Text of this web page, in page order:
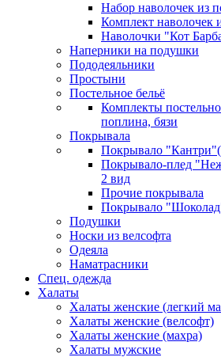
Набор наволочек из
Комплект
Наволочки "Кот
Наперники на подушки
Пододеяльники
Простыни
Постельное бельё
Комплекты
поплина, бязи
Покрывала
Покрывало
Покрывало-плед
2 вид
Прочие покрывала
Покрывало
Подушки
Носки из велсофта
Одеяла
Наматрасники
Спец. одежда
Халаты
Халаты женские (легкий
Халаты женские (велсофт)
Халаты женские (махра)
Халаты мужские